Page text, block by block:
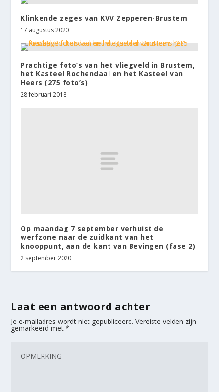
Klinkende zeges van KVV Zepperen-Brustem
17 augustus 2020
Prachtige foto’s van het vliegveld in Brustem,
het Kasteel Rochendaal en het Kasteel van
Heers (275 foto’s)
28 februari 2018
Op maandag 7 september verhuist de
werfzone naar de zuidkant van het
knooppunt, aan de kant van Bevingen (fase 2)
2 september 2020
Laat een antwoord achter
Je e-mailadres wordt niet gepubliceerd. Vereiste velden zijn
gemarkeerd met*